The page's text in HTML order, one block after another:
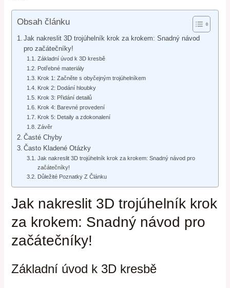
Obsah článku
Jak nakreslit 3D trojúhelník krok za krokem: Snadný návod
pro začátečníky!
Základní úvod k 3D kresbě
Potřebné materiály
Krok 1: Začněte s obyčejným trojúhelníkem
Krok 2: Dodání hloubky
Krok 3: Přidání detailů
Krok 4: Barevné provedení
Krok 5: Detaily a zdokonalení
Závěr
Časté Chyby
Často Kladené Otázky
Jak nakreslit 3D trojúhelník krok za krokem: Snadný návod pro
začátečníky!
Důležité Poznatky Z Článku
Jak nakreslit 3D trojúhelník krok
za krokem: Snadný návod pro
začátečníky!
Základní úvod k 3D kresbě